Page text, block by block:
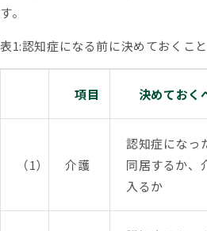
す。
表1:認知症になる前に決めておくこと
項目 決めておく
（1） 介護
認知症になっ
同居するか、
入るか